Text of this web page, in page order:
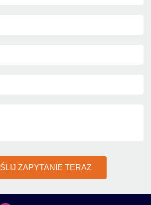
ZAPYTANIE TERAZ